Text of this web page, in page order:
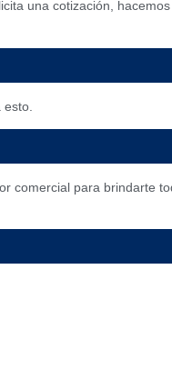
una cotización, hacemos
comercial para brindarte